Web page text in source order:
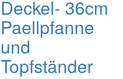
Deckel- 36cm
Paellpfanne
und
Topfständer